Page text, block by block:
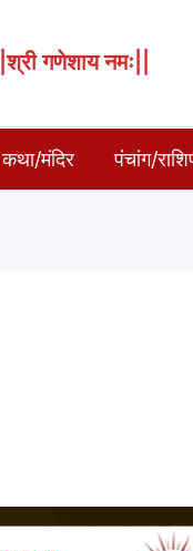
||श्री गणेशाय नमः||
कथा/मंदिर पंचांग/